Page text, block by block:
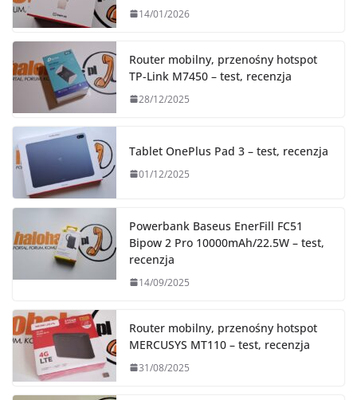
14/01/2026
Router mobilny, przenośny hotspot
TP-Link M7450 – test, recenzja
28/12/2025
Tablet OnePlus Pad 3 – test, recenzja
01/12/2025
Powerbank Baseus EnerFill FC51
Bipow 2 Pro 10000mAh/22.5W – test,
recenzja
14/09/2025
Router mobilny, przenośny hotspot
MERCUSYS MT110 – test, recenzja
31/08/2025